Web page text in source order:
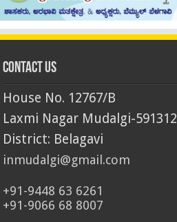
Contact Us
House No. 12767/B
Laxmi Nagar Mudalgi-591312
District: Belagavi
inmudalgi@gmail.com
+91-9448 63 6261
+91-9066 68 8007